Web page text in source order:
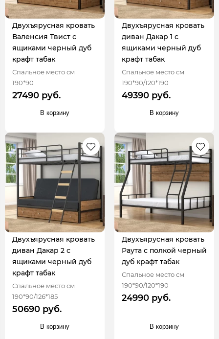
Двухъярусная кровать
Валенсия Твист с
ящиками черный дуб
крафт табак
Спальное место см
190*90
27490 руб.
В корзину
Двухъярусная кровать
диван Дакар 1 с
ящиками черный дуб
крафт табак
Спальное место см
190*90/120*190
49390 руб.
В корзину
Двухъярусная кровать
диван Дакар 2 с
ящиками черный дуб
крафт табак
Спальное место см
190*90/126*185
50690 руб.
В корзину
Двухъярусная кровать
Раута с полкой черный
дуб крафт табак
Спальное место см
190*90/120*190
24990 руб.
В корзину